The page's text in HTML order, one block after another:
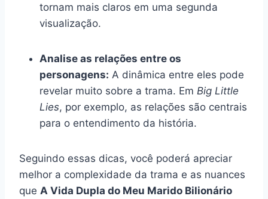
tornam mais claros em uma segunda
visualização.
Analise as relações entre os
personagens: A dinâmica entre eles pode
revelar muito sobre a trama. Em Big Little
Lies, por exemplo, as relações são centrais
para o entendimento da história.
Seguindo essas dicas, você poderá apreciar
melhor a complexidade da trama e as nuances
que A Vida Dupla do Meu Marido Bilionário